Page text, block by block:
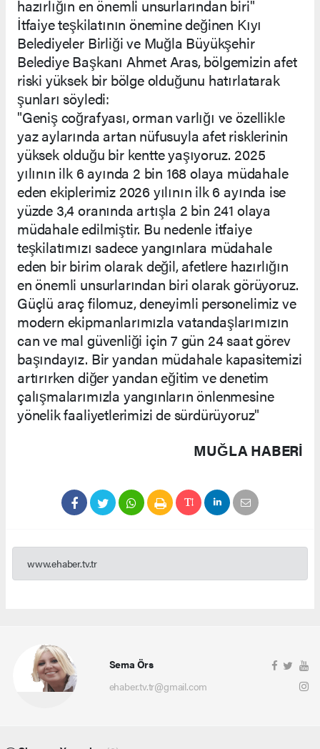
hazırlığın en önemli unsurlarından biri"
İtfaiye teşkilatının önemine değinen Kıyı
Belediyeler Birliği ve Muğla Büyükşehir
Belediye Başkanı Ahmet Aras, bölgemizin afet
riski yüksek bir bölge olduğunu hatırlatarak
şunları söyledi:
"Geniş coğrafyası, orman varlığı ve özellikle
yaz aylarında artan nüfusuyla afet risklerinin
yüksek olduğu bir kentte yaşıyoruz. 2025
yılının ilk 6 ayında 2 bin 168 olaya müdahale
eden ekiplerimiz 2026 yılının ilk 6 ayında ise
yüzde 3,4 oranında artışla 2 bin 241 olaya
müdahale edilmiştir. Bu nedenle itfaiye
teşkilatımızı sadece yangınlara müdahale
eden bir birim olarak değil, afetlere hazırlığın
en önemli unsurlarından biri olarak görüyoruz.
Güçlü araç filomuz, deneyimli personelimiz ve
modern ekipmanlarımızla vatandaşlarımızın
can ve mal güvenliği için 7 gün 24 saat görev
başındayız. Bir yandan müdahale kapasitemizi
artırırken diğer yandan eğitim ve denetim
çalışmalarımızla yangınların önlenmesine
yönelik faaliyetlerimizi de sürdürüyoruz"
MUĞLA HABERİ
www.ehaber.tv.tr
Sema Örs
ehaber.tv.tr@gmail.com